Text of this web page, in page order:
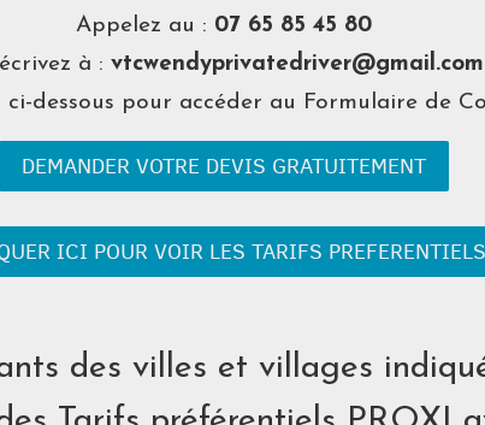
Appelez au : 07 65 85 45 80
à : vtcwendyprivatedriver@gmail.com
ci-dessous pour accéder au Formulaire de
DEMANDER VOTRE DEVIS GRATUITEMENT
ICI POUR VOIR LES TARIFS PREFERENTIELS
des villes et villages